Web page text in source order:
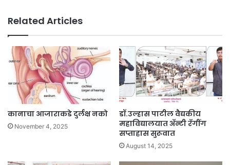
Related Articles
कानाचा आजाराकडे दुर्लक्ष नको
November 4, 2025
डॉ.उल्हास पाटील वैद्यकीय
महाविद्यालयात अ‍ॅन्टी रॅगींग
सप्ताहास सुरूवात
August 14, 2025